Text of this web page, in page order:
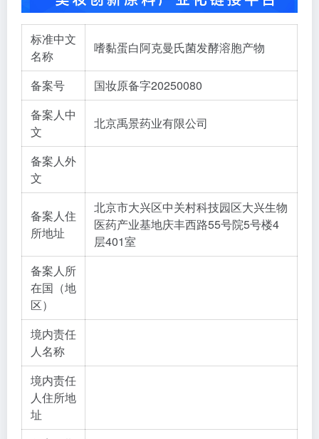
标准中文
名称
嗜黏蛋白阿克曼氏菌发酵溶胞产物
备案号
国妆原备字20250080
备案人中
文
北京禹景药业有限公司
备案人外
文
备案人住
所地址
北京市大兴区中关村科技园区大兴生物
医药产业基地庆丰西路55号院5号楼4
层401室
备案人所
在国（地
区）
境内责任
人名称
境内责任
人住所地
址